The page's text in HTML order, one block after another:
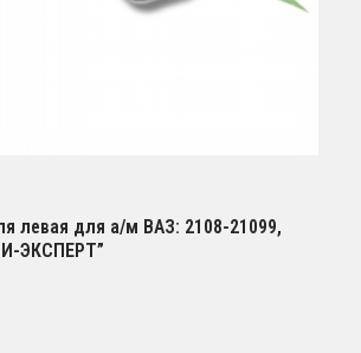
левая для а/м ВАЗ: 2108-21099,
ЭКСПЕРТ”